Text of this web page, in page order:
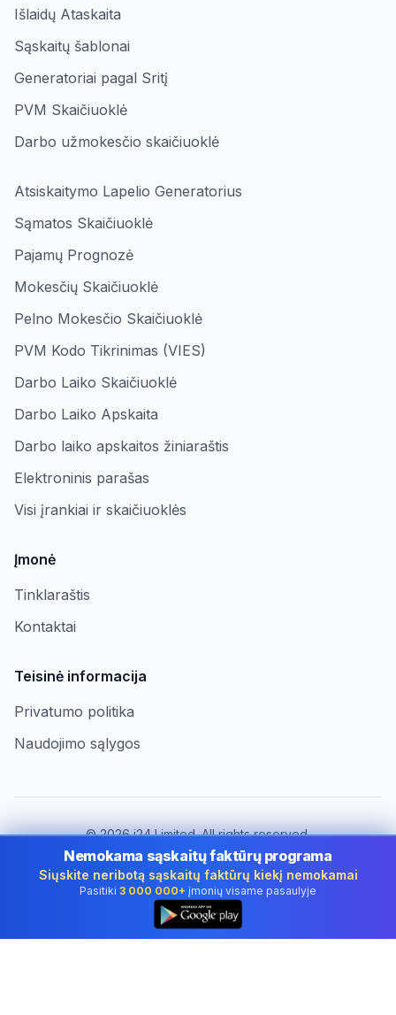
Išlaidų Ataskaita
Sąskaitų šablonai
Generatoriai pagal Sritį
PVM Skaičiuoklė
Darbo užmokesčio skaičiuoklė
Atsiskaitymo Lapelio Generatorius
Sąmatos Skaičiuoklė
Pajamų Prognozė
Mokesčių Skaičiuoklė
Pelno Mokesčio Skaičiuoklė
PVM Kodo Tikrinimas (VIES)
Darbo Laiko Skaičiuoklė
Darbo Laiko Apskaita
Darbo laiko apskaitos žiniaraštis
Elektroninis parašas
Visi įrankiai ir skaičiuoklės
Įmonė
Tinklaraštis
Kontaktai
Teisinė informacija
Privatumo politika
Naudojimo sąlygos
©2026i24 Limited. All rights reserved.
Įmonėms Lithuania
Keisti šalį:
Lithuania
Nemokama sąskaitų faktūrų programa
Siųskite neribotą sąskaitų faktūrų kiekį nemokamai
Pasitiki 3 000 000+ įmonių visame pasaulyje